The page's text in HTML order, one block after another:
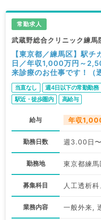
常勤求人
武蔵野総合クリニック練馬
【東京都／練馬区】駅
日／年収1,000万円～
来診療のお仕事です！（
勤）
当直なし 週4日以下の常勤勤務
駅近・徒歩圏内
高給与
給与 年収
勤務日数 週3.00日
勤務地 東京都練馬
募集科目 人工透析
業務内容 一般外来,